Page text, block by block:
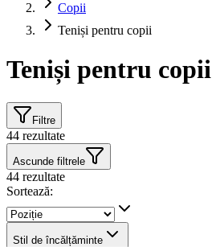
Copii
Teniși pentru copii
Teniși pentru copii
Filtre
44 rezultate
Ascunde filtrele
44 rezultate
Sortează:
Stil de încălțăminte